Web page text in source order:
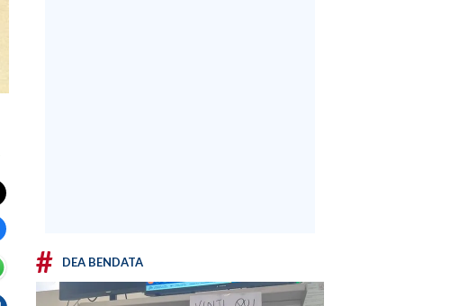
# DEA BENDATA